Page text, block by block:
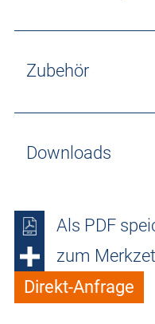
Zubehör
Downloads
Als PDF
zum
Direkt-Anfrage